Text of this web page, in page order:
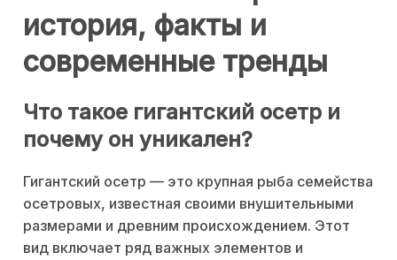
история, факты и
современные тренды
Что такое гигантский осетр и
почему он уникален?
Гигантский осетр — это крупная рыба семейства
осетровых, известная своими внушительными
размерами и древним происхождением. Этот
вид включает ряд важных элементов и